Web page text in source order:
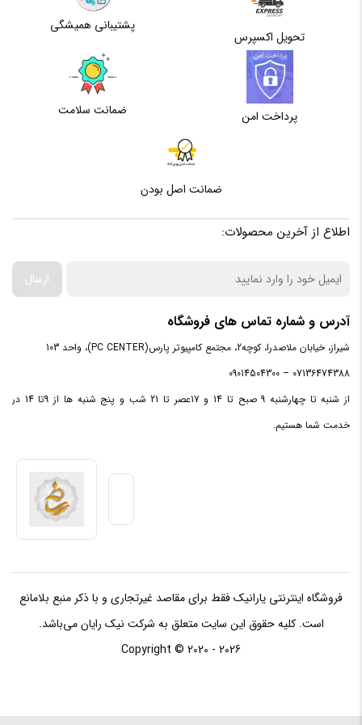
Display
3 عدد
نوع رابط PCI-E 3.0 x 16
حافظه
ظرفیت
حافظه
6GB
باس
رابط
تحویل اکسپرس
پشتیبانی همیشگی
پرداخت امن ضمانت سلامت
ضمانت اصل بودن
اطلاع از آخرین محصولات:
ارسال
آدرس و شماره تماس های فروشگاه
شیراز، خیابان ملاصدرا، کوچه2، مجتمع کامپیوتر پارس(PC CENTER)، واحد 103
07136474388 – 09014504300
از شنبه تا چهارشنبه 9 صبح تا 14 و 17عصر تا 21 شب و پنج شنبه ها از 9تا 14 در
خدمت شما هستیم.
فروشگاه اینترنتی یارانیک فقط برای مقاصد غیرتجاری و با ذکر منبع بلامانع
است. کلیه حقوق این سایت متعلق به شرکت نیک رایان می‌باشد.
Copyright © 2020 - 2026